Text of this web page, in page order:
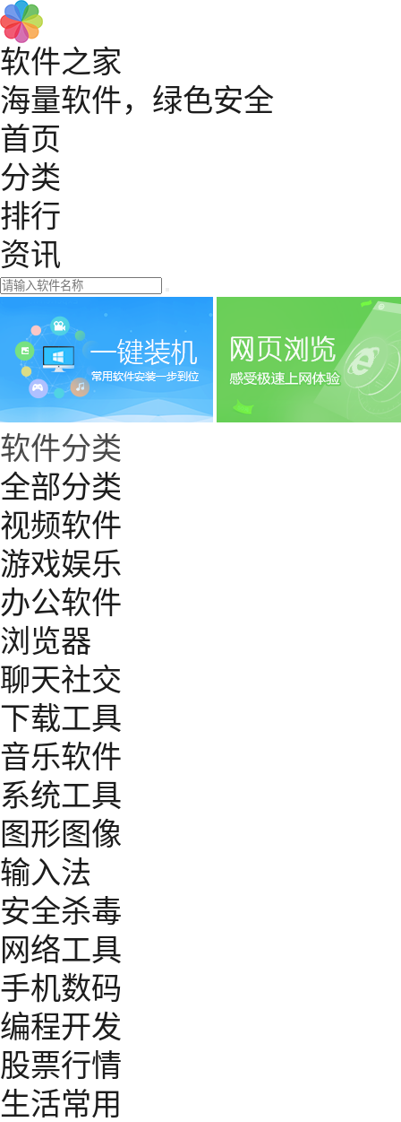
软件之家
海量软件，绿色安全
首页
分类
排行
资讯
软件分类
全部分类
视频软件
游戏娱乐
办公软件
浏览器
聊天社交
下载工具
音乐软件
系统工具
图形图像
输入法
安全杀毒
网络工具
手机数码
编程开发
股票行情
生活常用